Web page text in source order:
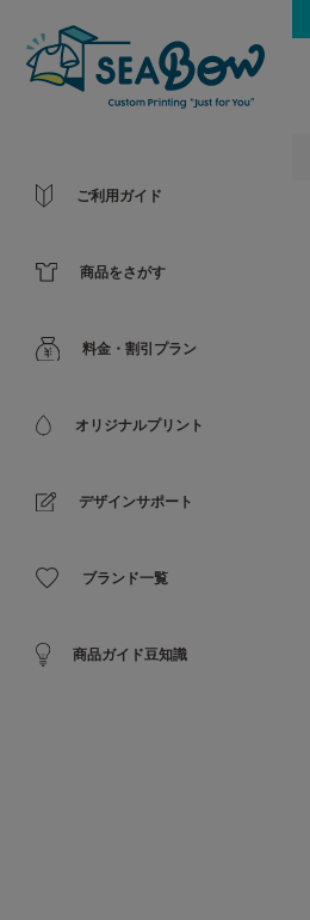
ご利用ガイド
商品をさがす
料金・割引プラン
オリジナルプリント
デザインサポート
ブランド一覧
商品ガイド豆知識